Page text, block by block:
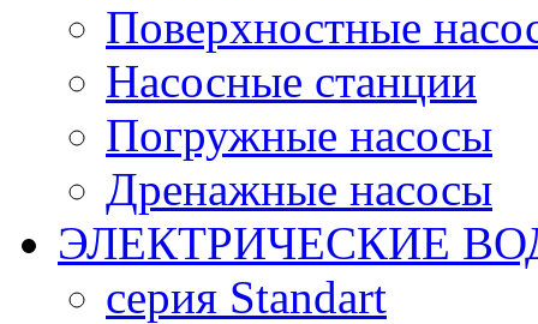
Поверхностные
Насосные станции
Погружные насосы
Дренажные насосы
ЭЛЕКТРИЧЕСКИЕ
серия Standart